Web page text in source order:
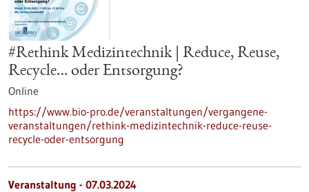
#Rethink Medizintechnik | Reduce, Reuse,
Recycle… oder Entsorgung?
Online
https://www.bio-pro.de/veranstaltungen/vergangene-
veranstaltungen/rethink-medizintechnik-reduce-reuse-
recycle-oder-entsorgung
Veranstaltung - 07.03.2024